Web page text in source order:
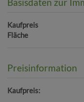
Basisdaten zur
Kaufpreis
Fläche
Preisinformation
Kaufpreis: